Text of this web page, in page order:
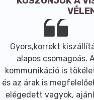
Gyors,korrekt
alapos csomagoás.
kommunikáció is
és az árak is
elégedett vagyok,